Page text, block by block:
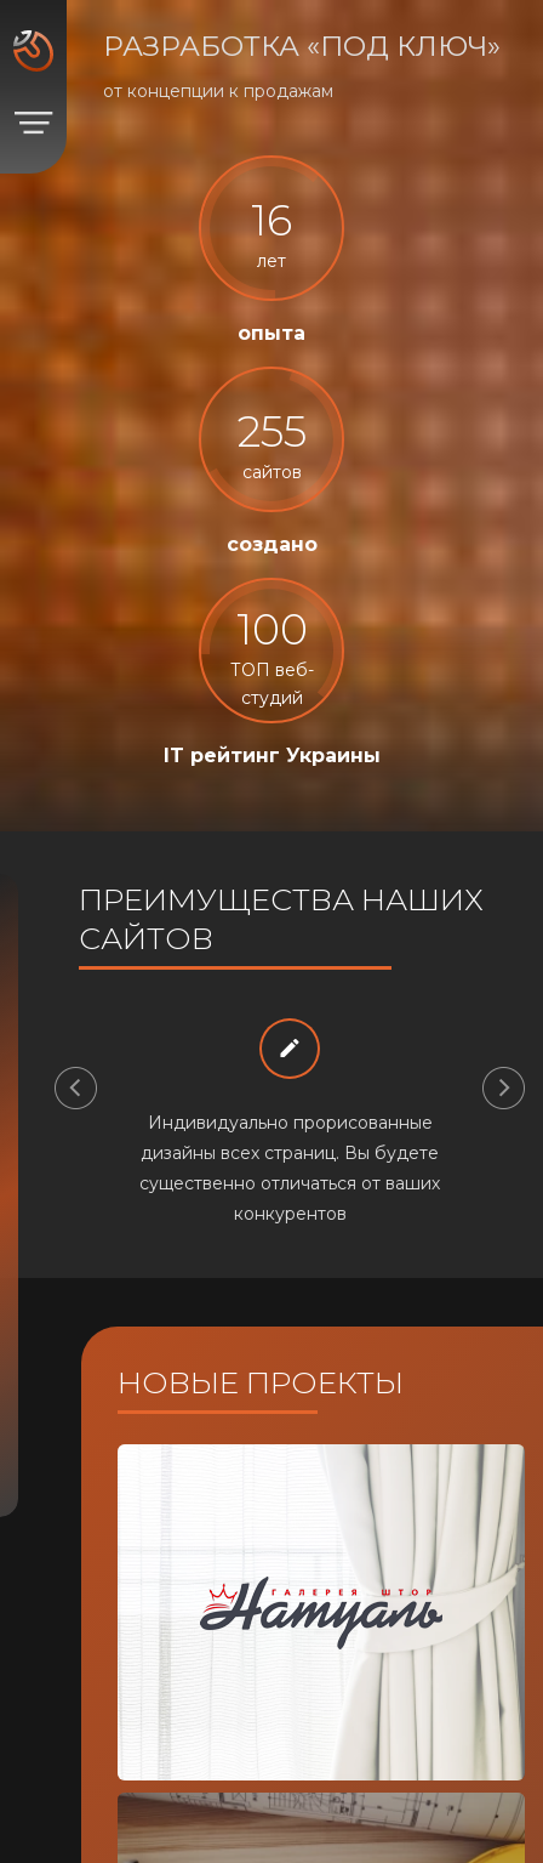
РАЗРАБОТКА «ПОД КЛЮЧ»
от концепции к продажам
16
лет
опыта
255
сайтов
создано
100
ТОП веб-
студий
IT рейтинг Украины
ПРЕИМУЩЕСТВА НАШИХ
САЙТОВ
Индивидуально прорисованные
дизайны всех страниц. Вы будете
существенно отличаться от ваших
конкурентов
НОВЫЕ ПРОЕКТЫ